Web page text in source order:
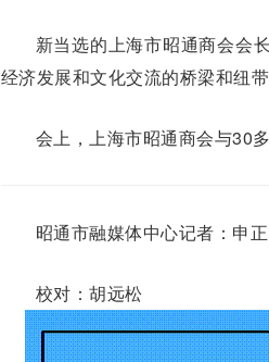
新当选的上海市昭通商会会
经济发展和文化交流的桥梁和纽带
会上，上海市昭通商会与30
昭通市融媒体中心记者： 申
校对：胡远松